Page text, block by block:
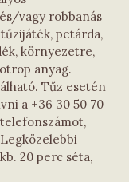
vagy robbanás
petárda,
környezetre,
anyag.
Tűz esetén
a +36 30 50 70
telefonszámot,
20 perc séta,